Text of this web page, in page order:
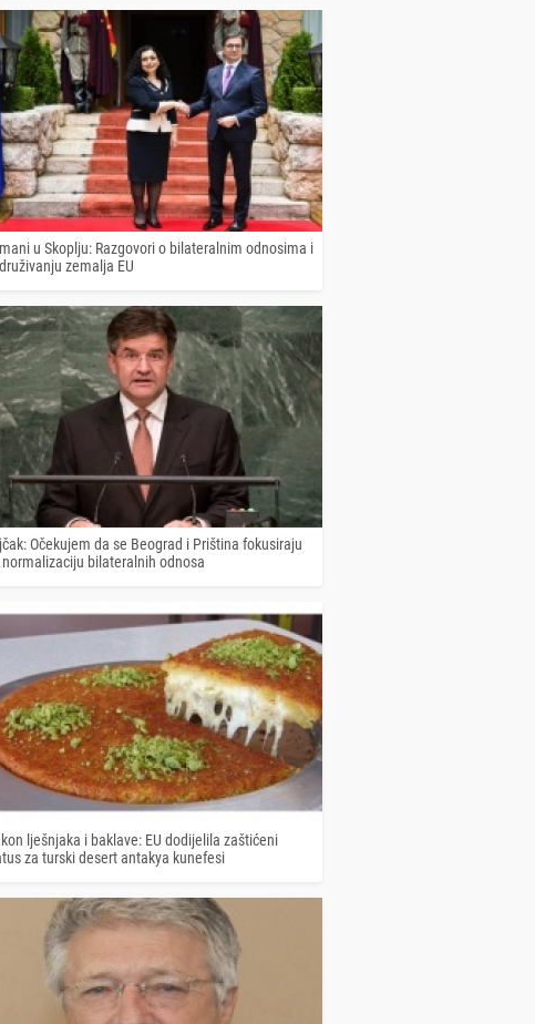
u Skoplju: Razgovori o bilateralnim odnosima i
zemalja EU
Očekujem da se Beograd i Priština fokusiraju
normalizaciju bilateralnih odnosa
lješnjaka i baklave: EU dodijelila zaštićeni
za turski desert antakya kunefesi